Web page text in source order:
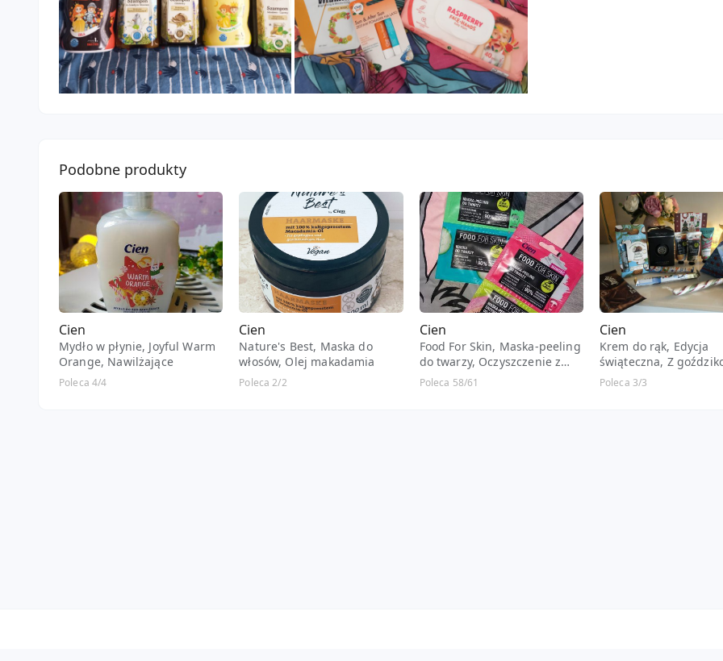
Podobne produkty
Cien
Mydło w płynie, Joyful Warm
Orange, Nawilżające
Poleca 4/4
Cien
Nature's Best, Maska do
włosów, Olej makadamia
Poleca 2/2
Cien
Food For Skin, Maska-peeling
do twarzy, Oczyszczenie z
białą glinką i rozmarynem,
Poleca 58/61
Cien
Krem do rąk, Edycja
świąteczna, Z
korzennym
Poleca 3/3